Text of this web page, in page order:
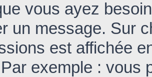
vous ayez
un message. Sur
est affichée
exemple : vous